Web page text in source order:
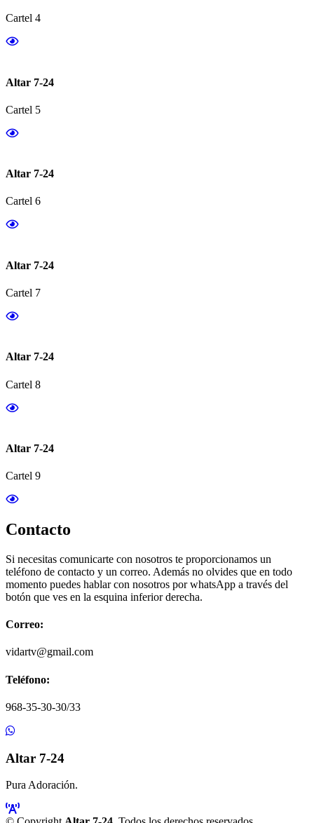
Cartel 4
Altar 7-24
Cartel 5
Altar 7-24
Cartel 6
Altar 7-24
Cartel 7
Altar 7-24
Cartel 8
Altar 7-24
Cartel 9
Contacto
Si necesitas comunicarte con nosotros te proporcionamos un
teléfono de contacto y un correo. Además no olvides que en todo
momento puedes hablar con nosotros por whatsApp a través del
botón que ves en la esquina inferior derecha.
Correo:
vidartv@gmail.com
Teléfono:
968-35-30-30/33
Altar 7-24
Pura Adoración.